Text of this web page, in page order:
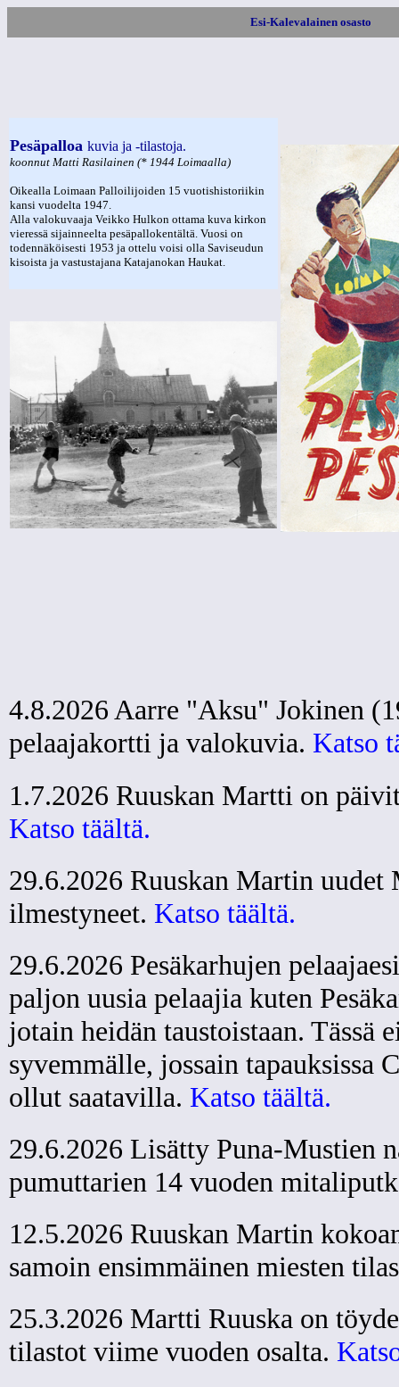
Esi-Kalevalainen osasto
Pesäpalloa kuvia ja -tilastoja.
koonnut Matti Rasilainen (* 1944 Loimaalla)
Oikealla Loimaan Palloilijoiden 15 vuotishistoriikin
kansi vuodelta 1947.
Alla valokuvaaja Veikko Hulkon ottama kuva kirkon
vieressä sijainneelta pesäpallokentältä. Vuosi on
todennäköisesti 1953 ja ottelu voisi olla Saviseudun
kisoista ja vastustajana Katajanokan Haukat.
4.8.2026 Aarre "Aksu" Jokinen
pelaajakortti ja valokuvia. Katso
1.7.2026 Ruuskan Martti on
Katso täältä.
29.6.2026 Ruuskan Martin
ilmestyneet. Katso täältä.
29.6.2026 Pesäkarhujen
paljon uusia pelaajia kuten
jotain heidän taustoistaan. Tässä
syvemmälle, jossain tapauksissa
ollut saatavilla. Katso täältä.
29.6.2026 Lisätty Puna-Mustien
pumuttarien 14 vuoden
12.5.2026 Ruuskan Martin
samoin ensimmäinen miesten
25.3.2026 Martti Ruuska on
tilastot viime vuoden osalta.